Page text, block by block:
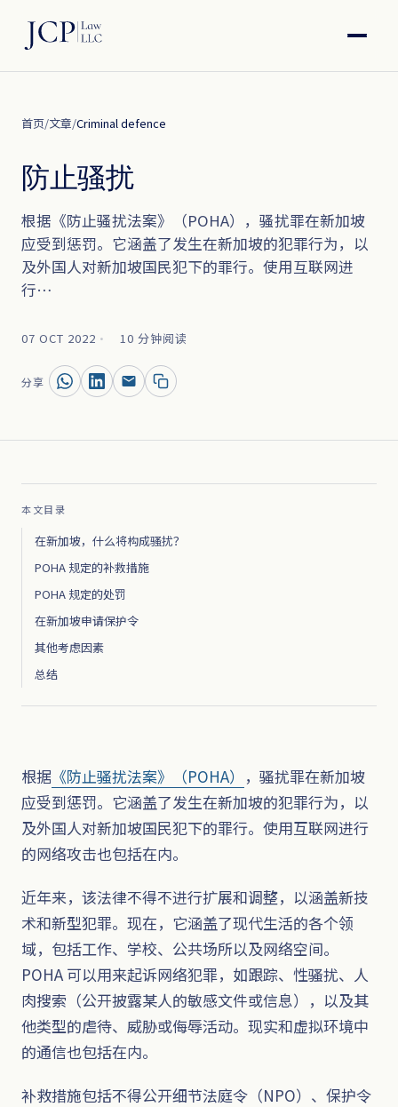
首页/文章/Criminal defence
防止骚扰
根据《防止骚扰法案》（POHA），骚扰罪在新加坡
应受到惩罚。它涵盖了发生在新加坡的犯罪行为，以
及外国人对新加坡国民犯下的罪行。使用互联网进
行…
07 OCT 2022 10 分钟阅读
分享
本文目录
在新加坡，什么将构成骚扰？
POHA 规定的补救措施
POHA 规定的处罚
在新加坡申请保护令
其他考虑因素
总结
根据 《防止骚扰法案》（POHA） ，骚扰罪在新加坡
应受到惩罚。它涵盖了发生在新加坡的犯罪行为，以
及外国人对新加坡国民犯下的罪行。使用互联网进行
的网络攻击也包括在内。
近年来，该法律不得不进行扩展和调整，以涵盖新技
术和新型犯罪。现在，它涵盖了现代生活的各个领
域，包括工作、学校、公共场所以及网络空间。
POHA 可以用来起诉网络犯罪，如跟踪、性骚扰、人
肉搜索（公开披露某人的敏感文件或信息），以及其
他类型的虐待、威胁或侮辱活动。现实和虚拟环境中
的通信也包括在内。
补救措施包括不得公开细节法庭令（NPO）、保护令